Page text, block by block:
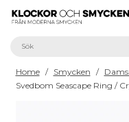
Home / Smycken /
Svedbom Seascape Ring /